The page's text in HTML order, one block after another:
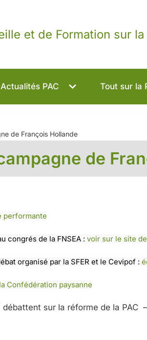
et de Formation sur la
Actualités PAC Tout sur la
de François Hollande
de
performante
congrés de la FNSEA :voir sur le site
organisé par la SFER et le Cevipof :
Confédération paysanne
sur la réforme de la PAC